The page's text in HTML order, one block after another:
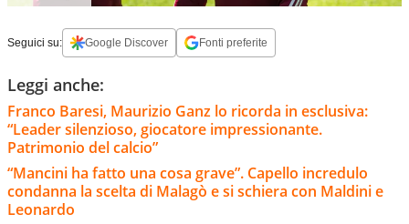
Seguici su: Google Discover Fonti preferite
Leggi anche:
Franco Baresi, Maurizio Ganz lo ricorda in esclusiva:
“Leader silenzioso, giocatore impressionante.
Patrimonio del calcio”
“Mancini ha fatto una cosa grave”. Capello incredulo
condanna la scelta di Malagò e si schiera con Maldini e
Leonardo